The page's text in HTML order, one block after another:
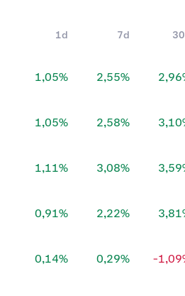
1d 7d
1,05% 2,55%
1,05% 2,58%
1,11% 3,08%
0,91% 2,22%
0,14% 0,29% -